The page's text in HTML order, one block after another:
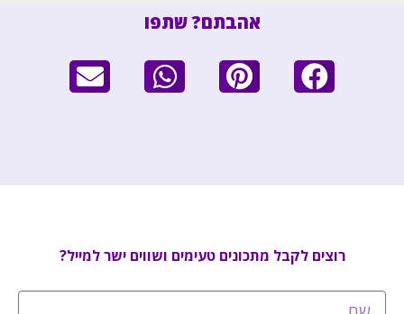
אהבתם? שתפו
רוצים לקבל מתכונים טעימים ושווים ישר למייל?